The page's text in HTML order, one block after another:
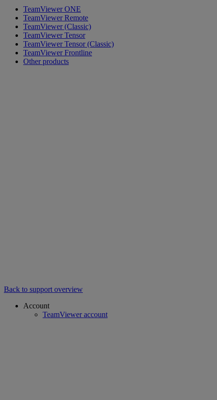
TeamViewer ONE
TeamViewer Remote
TeamViewer (Classic)
TeamViewer Tensor
TeamViewer Tensor (Classic)
TeamViewer Frontline
Other products
Back to support overview
Account
TeamViewer account